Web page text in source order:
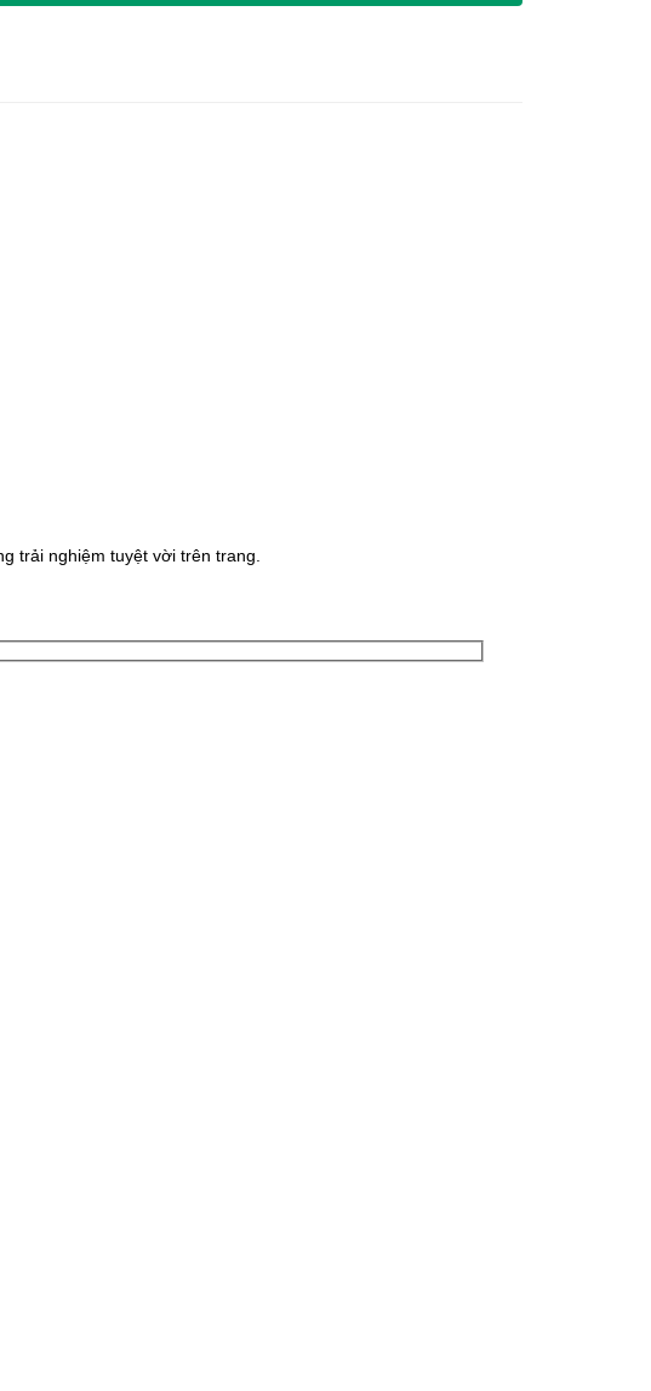
trải nghiệm tuyệt vời trên trang.